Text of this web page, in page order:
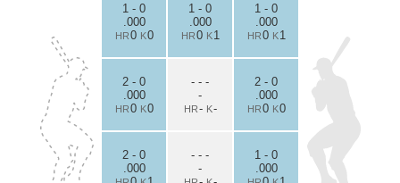
1 - 0
.000
HR0 K0
1 - 0
.000
HR0 K 1
1 - 0
.000
HR0 K 1
2 - 0
.000
HR0 K0
- - -
-
HR- K-
2 - 0
.000
HR0 K0
2 - 0
.000
- - -
-
1 - 0
.000